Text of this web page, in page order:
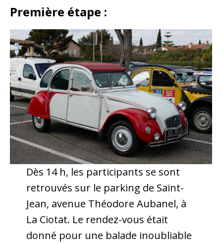
Première étape :
Dès 14 h, les participants se sont
retrouvés sur le parking de Saint-
Jean, avenue Théodore Aubanel, à
La Ciotat. Le rendez-vous était
donné pour une balade inoubliable